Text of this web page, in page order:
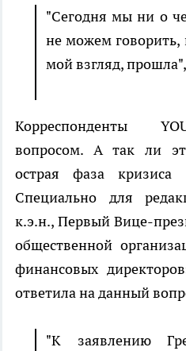
"Сегодня мы ни о
не можем говорить,
мой взгляд,
Корреспонденты
вопросом. А так ли
острая фаза
Специально для
к.э.н., Первый Вице-
общественной
финансовых
ответила на данный
"К заявлению